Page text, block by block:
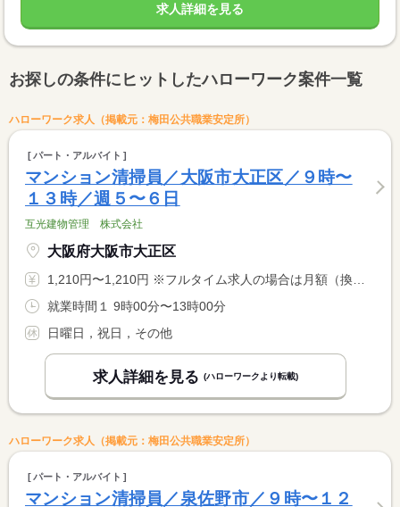
求人詳細を見る
お探しの条件にヒットしたハローワーク案件一覧
ハローワーク求人（掲載元：梅田公共職業安定所）
パート・アルバイト
マンション清掃員／大阪市大正区／９時〜
１３時／週５〜６日
互光建物管理 株式会社
大阪府大阪市大正区
1,210円〜1,210円 ※フルタイム求人の場合は月額（換算額）、パート求人の場合は時間額を表示しています。
就業時間１ 9時00分〜13時00分
日曜日，祝日，その他
求人詳細を見る (ハローワークより転載)
ハローワーク求人（掲載元：梅田公共職業安定所）
パート・アルバイト
マンション清掃員／泉佐野市／９時〜１２